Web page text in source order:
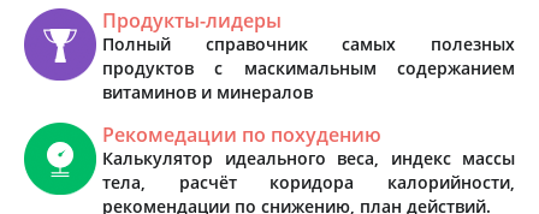
Продукты-лидеры
Полный справочник самых полезных
продуктов с маскимальным содержанием
витаминов и минералов
Рекомедации по похудению
Калькулятор идеального веса, индекс массы
тела, расчёт коридора калорийности,
рекомендации по снижению, план действий.